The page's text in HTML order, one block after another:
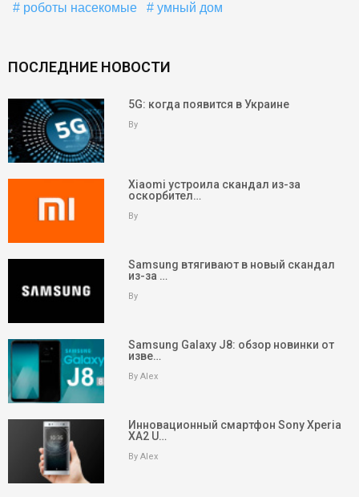
роботы насекомые
умный дом
ПОСЛЕДНИЕ НОВОСТИ
5G: когда появится в Украине
By
Xiaomi устроила скандал из-за
оскорбител…
By
Samsung втягивают в новый скандал
из-за …
By
Samsung Galaxy J8: обзор новинки от
изве…
By Alex
Инновационный смартфон Sony Xperia
XA2 U…
By Alex